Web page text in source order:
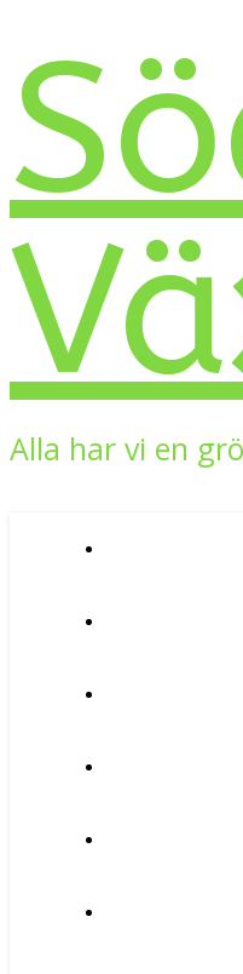
Alla har vi en